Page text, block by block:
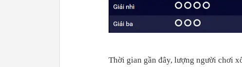
Thời gian gần đây, lượng người chơi